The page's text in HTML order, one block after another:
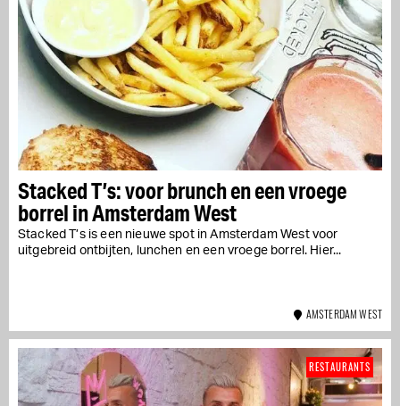
Stacked T’s: voor brunch en een vroege
borrel in Amsterdam West
Stacked T’s is een nieuwe spot in Amsterdam West voor
uitgebreid ontbijten, lunchen en een vroege borrel. Hier...
AMSTERDAM WEST
RESTAURANTS